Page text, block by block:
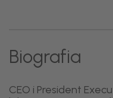
Biografia
CEO i President